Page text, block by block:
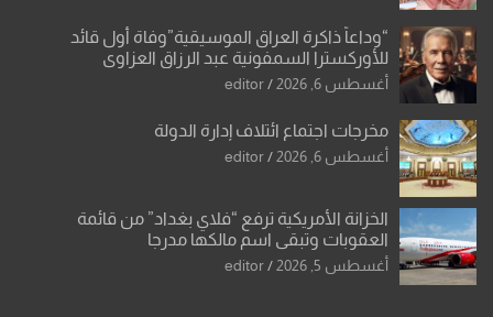
“وداعاً ذاكرة العراق الموسيقية”وفاة أول قائد
للأوركسترا السمفونية عبد الرزاق العزاوي
أغسطس 6, 2026 editor
مخرجات اجتماع ائتلاف إدارة الدولة
أغسطس 6, 2026 editor
الخزانة الأمريكية ترفع “فلاي بغداد” من قائمة
العقوبات وتبقي اسم مالكها مدرجا
أغسطس 5, 2026 editor